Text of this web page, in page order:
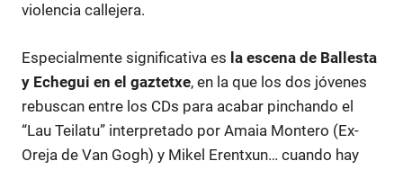
violencia callejera.
Especialmente significativa es la escena de Ballesta
y Echegui en el gaztetxe, en la que los dos jóvenes
rebuscan entre los CDs para acabar pinchando el
“Lau Teilatu” interpretado por Amaia Montero (Ex-
Oreja de Van Gogh) y Mikel Erentxun… cuando hay